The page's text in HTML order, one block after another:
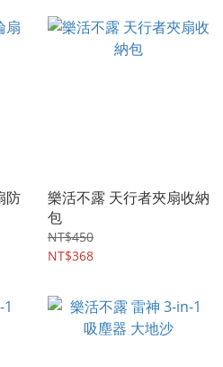
防
樂活不露 天行者夾扇收納
包
NT$450
NT$368